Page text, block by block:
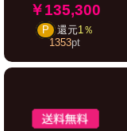
￥135,300
P 還元1％
1353pt